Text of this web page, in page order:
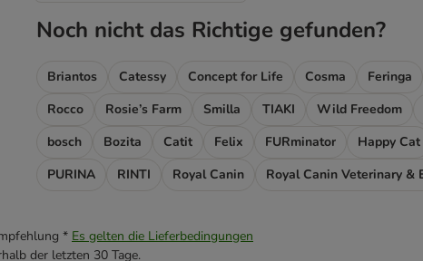
Noch nicht das Richtige gefunden?
Briantos Catessy Concept for Life Cosma Feringa
Rocco
Rosie’s Farm Smilla TIAKI Wild Freedom
bosch
Bozita Catit Felix FURminator Happy Cat
PURINA
RINTI Royal Canin
* Es gelten die Lieferbedingungen
der letzten 30 Tage.